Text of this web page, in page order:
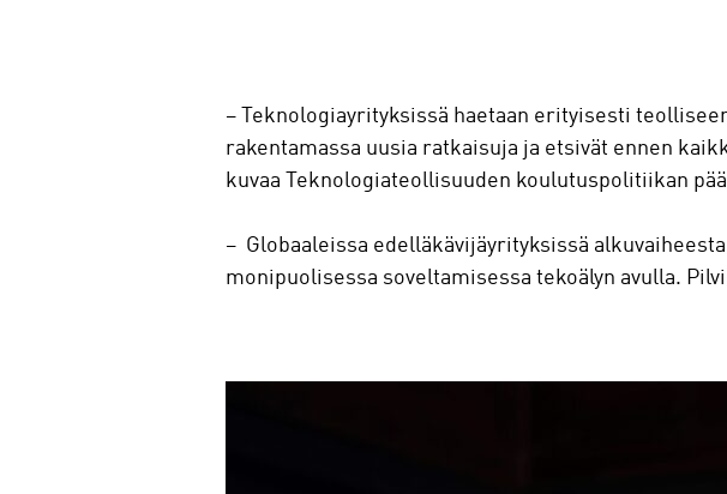
– Teknologiayrityksissä haetaan erityisesti
rakentamassa uusia ratkaisuja ja etsivät ennen
kuvaa Teknologiateollisuuden koulutuspolitiikan
– Globaaleissa edelläkävijäyrityksissä
monipuolisessa soveltamisessa tekoälyn avulla.